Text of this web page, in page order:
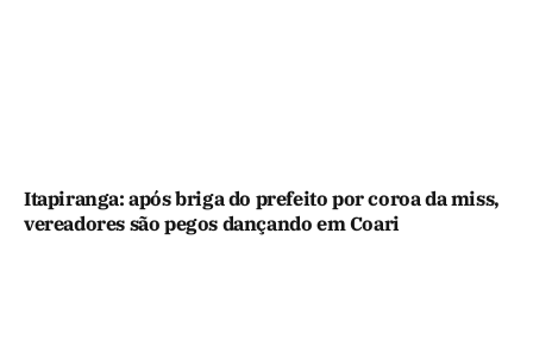
Itapiranga: após briga do prefeito por coroa da miss,
vereadores são pegos dançando em Coari